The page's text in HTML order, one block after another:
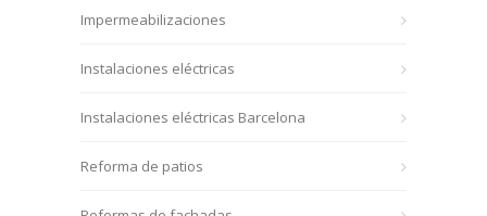
Impermeabilizaciones
Instalaciones eléctricas
Instalaciones eléctricas Barcelona
Reforma de patios